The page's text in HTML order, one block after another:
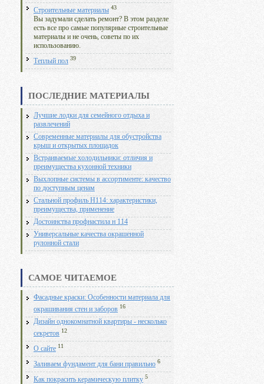
Строительные материалы 43
Вы задумали сделать ремонт? В этом разделе
есть все про самые популярные строительные
материалы и не очень, советы по их
использованию.
Теплый пол 39
ПОСЛЕДНИЕ МАТЕРИАЛЫ
Лучшие лодки для семейного отдыха и
развлечений
Современные материалы для обустройства
крыш и открытых площадок
Встраиваемые холодильники: отличия и
преимущества кухонной техники
Выхлопные системы в ассортименте: качество
по доступным ценам
Стальной профиль Н114: характеристики,
преимущества, применение
Достоинства профнастила н 114
Универсальные качества окрашенной
рулонной стали
САМОЕ ЧИТАЕМОЕ
Фасадные краски: Особенности материала для
окрашивания стен и заборов 16
Дизайн однокомнатной квартиры - несколько
секретов 12
О сайте 11
Заливаем фундамент для бани правильно 6
Как покрасить керамическую плитку 5